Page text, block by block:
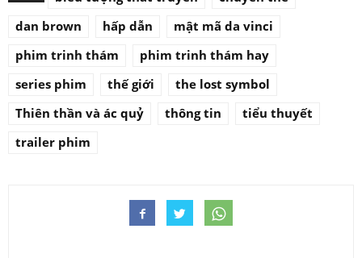
dan brown
hấp dẫn
mật mã da vinci
phim trinh thám
phim trinh thám hay
series phim
thế giới
the lost symbol
Thiên thần và ác quỷ
thông tin
tiểu thuyết
trailer phim